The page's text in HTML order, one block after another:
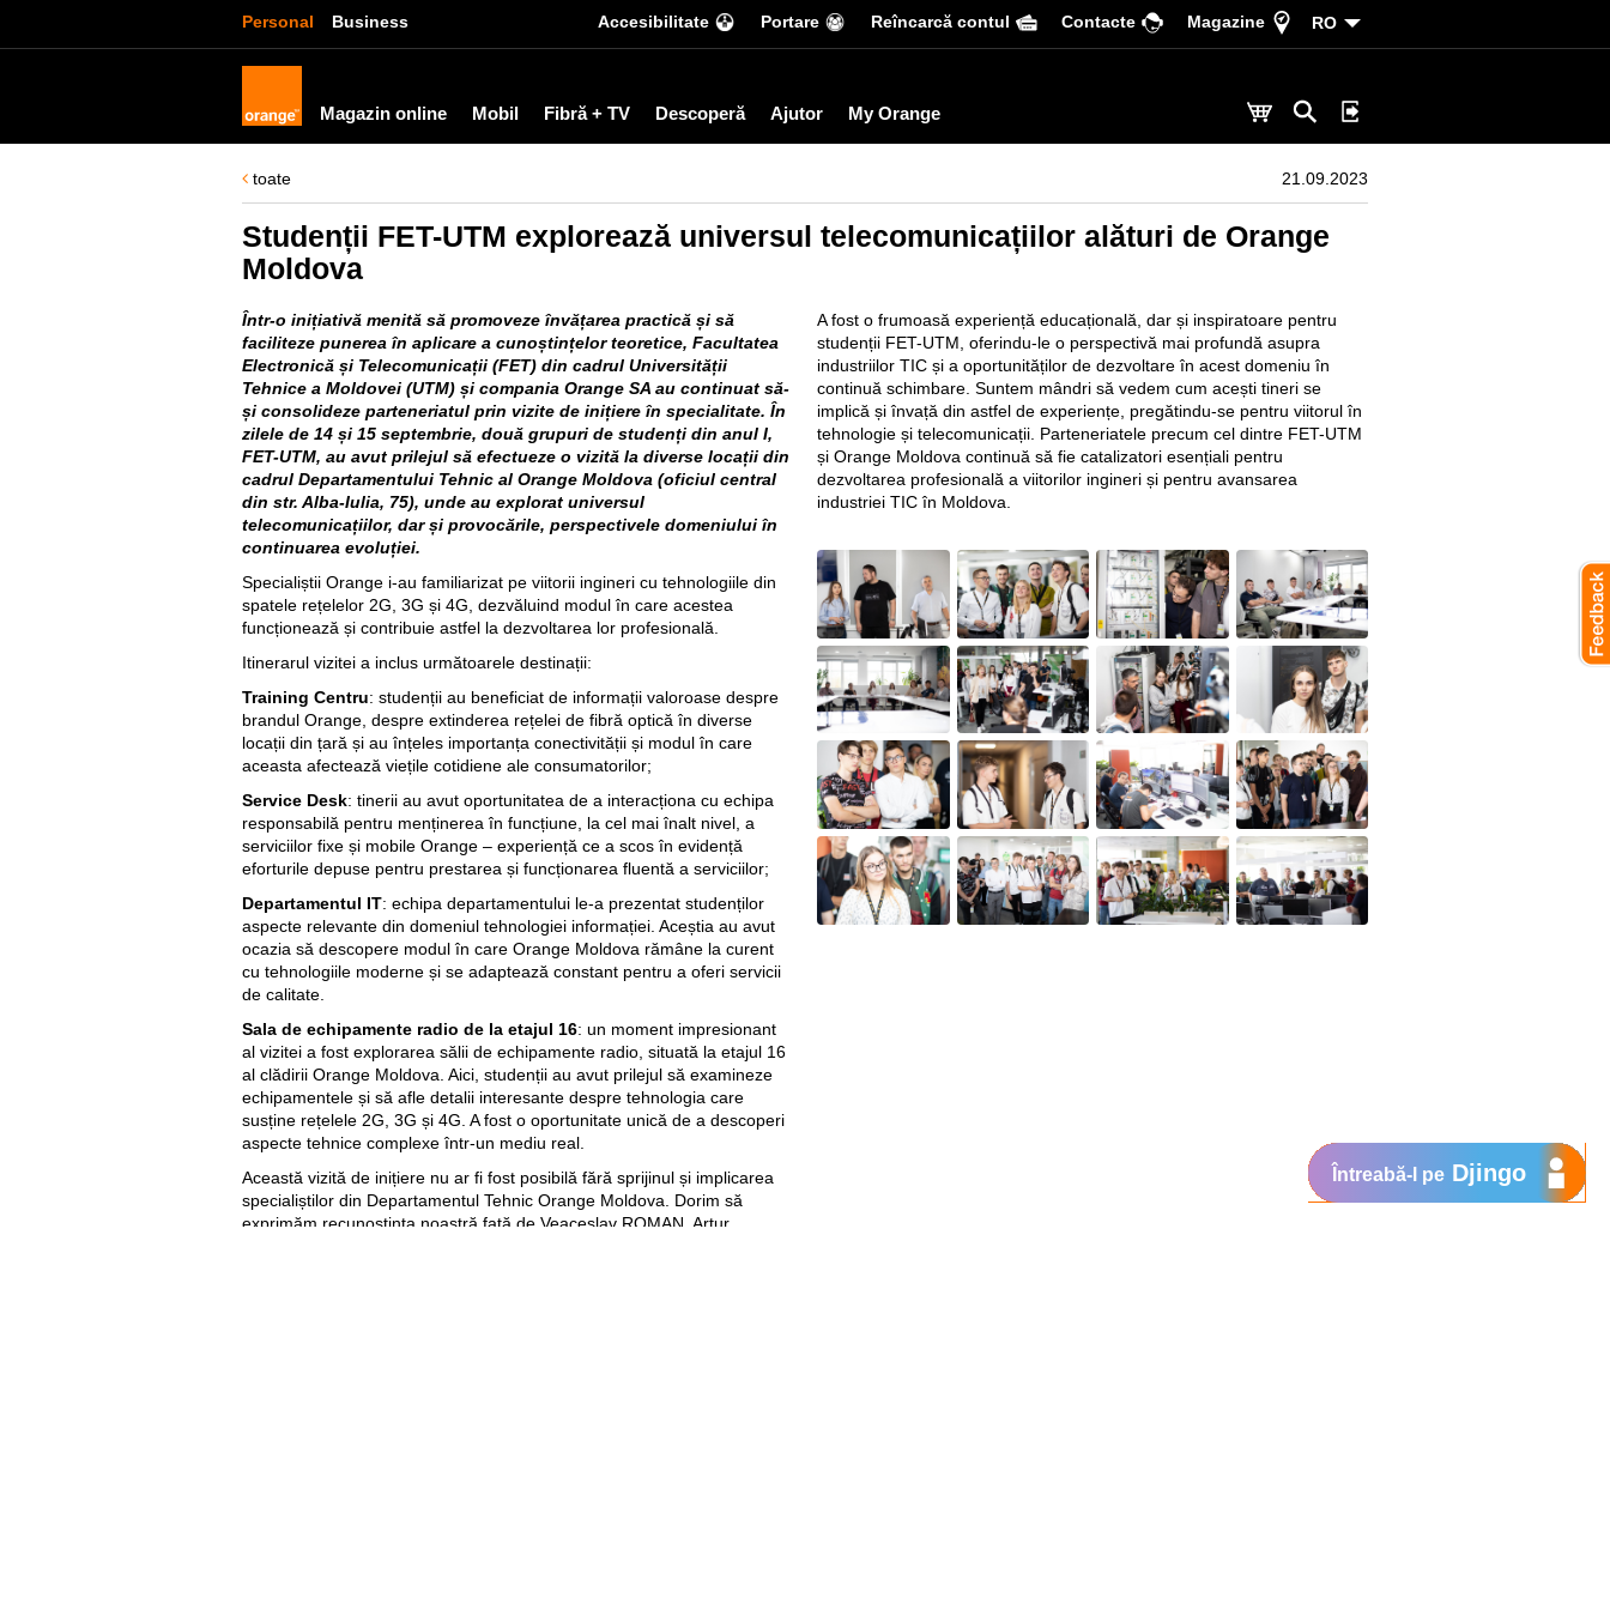
Personal Business Accesibilitate Portare Reîncarcă contul Сontacte Magazine RO
Magazin online Mobil Fibră + TV Descoperă Ajutor My Orange
toate 21.09.2023
Studenții FET-UTM explorează universul telecomunicațiilor alături de Orange
Moldova
Într-o inițiativă menită să promoveze învățarea practică și să
faciliteze punerea în aplicare a cunoștințelor teoretice, Facultatea
Electronică și Telecomunicații (FET) din cadrul Universității
Tehnice a Moldovei (UTM) și compania Orange SA au continuat să-
și consolideze parteneriatul prin vizite de inițiere în specialitate. În
zilele de 14 și 15 septembrie, două grupuri de studenți din anul I,
FET-UTM, au avut prilejul să efectueze o vizită la diverse locații din
cadrul Departamentului Tehnic al Orange Moldova (oficiul central
din str. Alba-Iulia, 75), unde au explorat universul
telecomunicațiilor, dar și provocările, perspectivele domeniului în
continuarea evoluției.
Specialiștii Orange i-au familiarizat pe viitorii ingineri cu tehnologiile din
spatele rețelelor 2G, 3G și 4G, dezvăluind modul în care acestea
funcționează și contribuie astfel la dezvoltarea lor profesională.
Itinerarul vizitei a inclus următoarele destinații:
Training Centru: studenții au beneficiat de informații valoroase despre
brandul Orange, despre extinderea rețelei de fibră optică în diverse
locații din țară și au înțeles importanța conectivității și modul în care
aceasta afectează viețile cotidiene ale consumatorilor;
Service Desk: tinerii au avut oportunitatea de a interacționa cu echipa
responsabilă pentru menținerea în funcțiune, la cel mai înalt nivel, a
serviciilor fixe și mobile Orange – experiență ce a scos în evidență
eforturile depuse pentru prestarea și funcționarea fluentă a serviciilor;
Departamentul IT: echipa departamentului le-a prezentat studenților
aspecte relevante din domeniul tehnologiei informației. Aceștia au avut
ocazia să descopere modul în care Orange Moldova rămâne la curent
cu tehnologiile moderne și se adaptează constant pentru a oferi servicii
de calitate.
Sala de echipamente radio de la etajul 16: un moment impresionant
al vizitei a fost explorarea sălii de echipamente radio, situată la etajul 16
al clădirii Orange Moldova. Aici, studenții au avut prilejul să examineze
echipamentele și să afle detalii interesante despre tehnologia care
susține rețelele 2G, 3G și 4G. A fost o oportunitate unică de a descoperi
aspecte tehnice complexe într-un mediu real.
Această vizită de inițiere nu ar fi fost posibilă fără sprijinul și implicarea
specialiștilor din Departamentul Tehnic Orange Moldova. Dorim să
exprimăm recunoștința noastră față de Veaceslav ROMAN, Artur
A fost o frumoasă experiență educațională, dar și inspiratoare pentru
studenții FET-UTM, oferindu-le o perspectivă mai profundă asupra
industriilor TIC și a oportunităților de dezvoltare în acest domeniu în
continuă schimbare. Suntem mândri să vedem cum acești tineri se
implică și învață din astfel de experiențe, pregătindu-se pentru viitorul în
tehnologie și telecomunicații. Parteneriatele precum cel dintre FET-UTM
și Orange Moldova continuă să fie catalizatori esențiali pentru
dezvoltarea profesională a viitorilor ingineri și pentru avansarea
industriei TIC în Moldova.
Întreabă-l pe Djingo